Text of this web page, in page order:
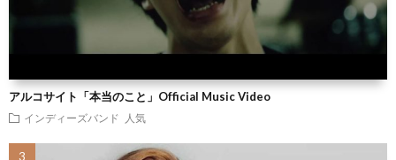
アルコサイト「本当のこと」Official Music Video
インディーズバンド 人気